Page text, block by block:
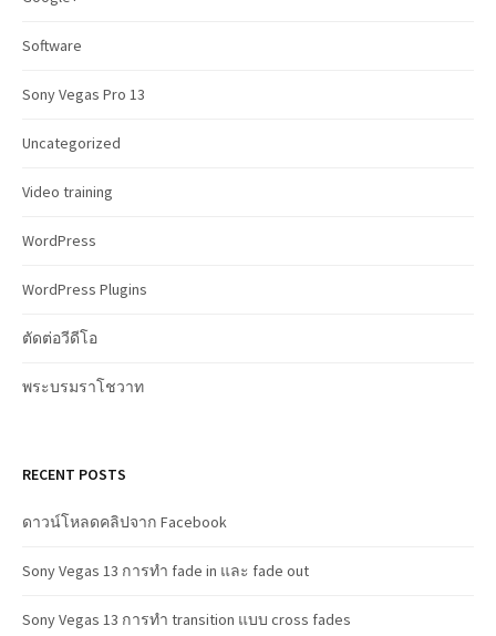
Software
Sony Vegas Pro 13
Uncategorized
Video training
WordPress
WordPress Plugins
ตัดต่อวีดีโอ
พระบรมราโชวาท
RECENT POSTS
ดาวน์โหลดคลิปจาก Facebook
Sony Vegas 13 การทำ fade in และ fade out
Sony Vegas 13 การทำ transition แบบ cross fades